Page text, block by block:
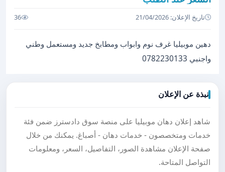
تاريخ الإعلان: 21/04/2026 36
دهين موبيليا غرف نوم وابواب ومطابخ جديد ومستعمل وطني
واجنبي 0782230133
نبذة عن الإعلان
شاهد إعلان دهان موبيليا على منصة سوق دادسترز ضمن فئة
خدمات ومتخصصون - خدمات دهان - أصباغ. يمكنك من خلال
صفحة الإعلان مشاهدة الصور، التفاصيل، السعر، ومعلومات
التواصل المتاحة.